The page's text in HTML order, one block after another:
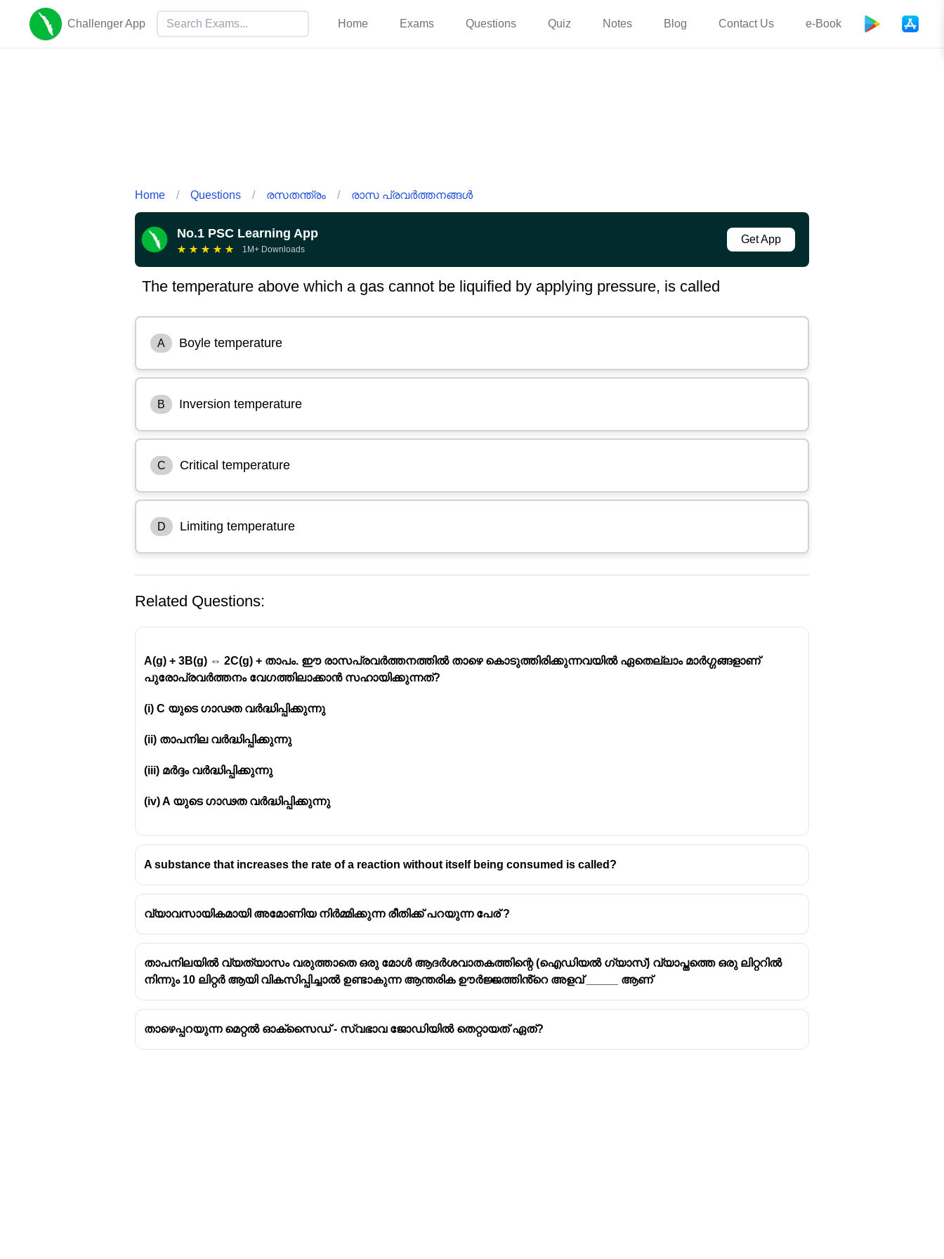
Challenger App Home Exams Questions Quiz Notes Blog Contact Us e-Book
Home / Questions / രസതന്ത്രം / രാസ പ്രവർത്തനങ്ങൾ
No.1 PSC Learning App
★ ★ ★ ★ ★ 1M+ Downloads
Get App
The temperature above which a gas cannot be liquified by applying pressure, is called
A Boyle temperature
B Inversion temperature
C Critical temperature
D Limiting temperature
Gases can be liquefied by applying pressure at suitable temperature.
But, as the temperature increases, there is an increase in kinetic energy of the molecules of gas. This makes the process of
liquefication of gas very difficult. So, critical temperature is the temperature above which, gas cannot be liquefied.
Easily liquefiable gases have high critical temperature because, there is more forces of attraction among the molecules,
which require a large temperature to go apart and lose contact, thus, they have high critical temperature.
Related Questions:
A(g) + 3B(g) ⇔ 2C(g) + താപം. ഈ രാസപ്രവർത്തനത്തിൽ താഴെ കൊടുത്തിരിക്കുന്നവയിൽ ഏതെല്ലാം മാർഗ്ഗങ്ങളാണ്
പുരോപ്രവർത്തനം വേഗത്തിലാക്കാൻ സഹായിക്കുന്നത്?
(i) C യുടെ ഗാഢത വർദ്ധിപ്പിക്കുന്നു
(ii) താപനില വർദ്ധിപ്പിക്കുന്നു
(iii) മർദ്ദം വർദ്ധിപ്പിക്കുന്നു
(iv) A യുടെ ഗാഢത വർദ്ധിപ്പിക്കുന്നു
A substance that increases the rate of a reaction without itself being consumed is called?
വ്യാവസായികമായി അമോണിയ നിർമ്മിക്കുന്ന രീതിക്ക് പറയുന്ന പേര് ?
താപനിലയിൽ വ്യത്യാസം വരുത്താതെ ഒരു മോൾ ആദർശവാതകത്തിന്റെ (ഐഡിയൽ ഗ്യാസ്) വ്യാപ്തത്തെ ഒരു ലിറ്ററിൽ
നിന്നും 10 ലിറ്റർ ആയി വികസിപ്പിച്ചാൽ ഉണ്ടാകുന്ന ആന്തരിക ഊർജ്ജത്തിൻ്റെ അളവ് _____ ആണ്
താഴെപ്പറയുന്ന മെറ്റൽ ഓക്സൈഡ് - സ്വഭാവ ജോഡിയിൽ തെറ്റായത് ഏത്?